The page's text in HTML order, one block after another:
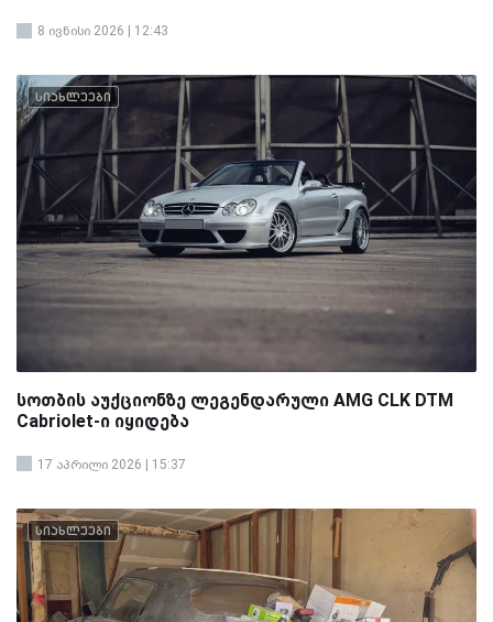
8 ივნისი 2026 | 12:43
სიახლეები
სოთბის აუქციონზე ლეგენდარული AMG CLK DTM
Cabriolet-ი იყიდება
17 აპრილი 2026 | 15:37
სიახლეები